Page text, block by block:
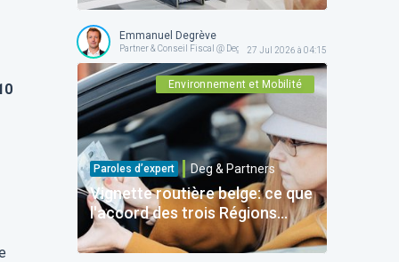
Emmanuel Degrève
Partner & Conseil Fiscal @ Deg & Partners27 Jul 2026 à 04:15
Environnement et Mobilité
Paroles d’expert Deg & Partners
Vignette routière belge: ce que
l'accord des trois Régions
change pour vous